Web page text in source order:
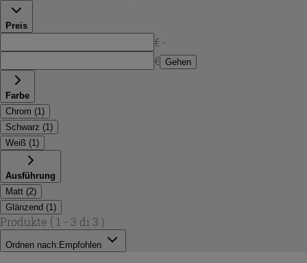
Preis
€ -
€ Gehen
Farbe
Chrom (1 )
Schwarz (1 )
Weiß (1 )
Ausführung
Matt (2)
Glänzend (1 )
Produkte ( 1 - 3 di 3 )
Ordnen nach: Empfohlen